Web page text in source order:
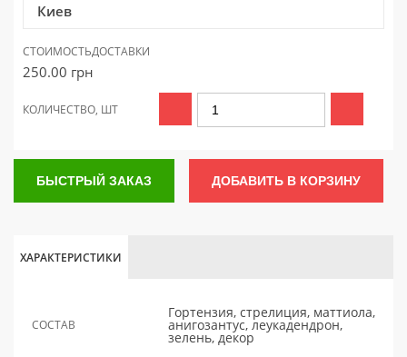
Киев
СТОИМОСТЬДОСТАВКИ
250.00 грн
КОЛИЧЕСТВО, ШТ
БЫСТРЫЙ ЗАКАЗ ДОБАВИТЬ В КОРЗИНУ
ХАРАКТЕРИСТИКИ
СОСТАВ
Гортензия, стрелиция, маттиола,
анигозантус, леукадендрон,
зелень, декор